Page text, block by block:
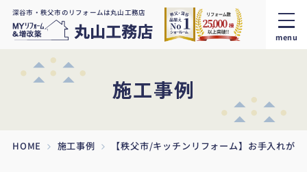
深谷市・秩父市のリフォームは丸山工務店
menu
施工事例
HOME 施工事例 【秩父市/キッチンリフォーム】お手入れが